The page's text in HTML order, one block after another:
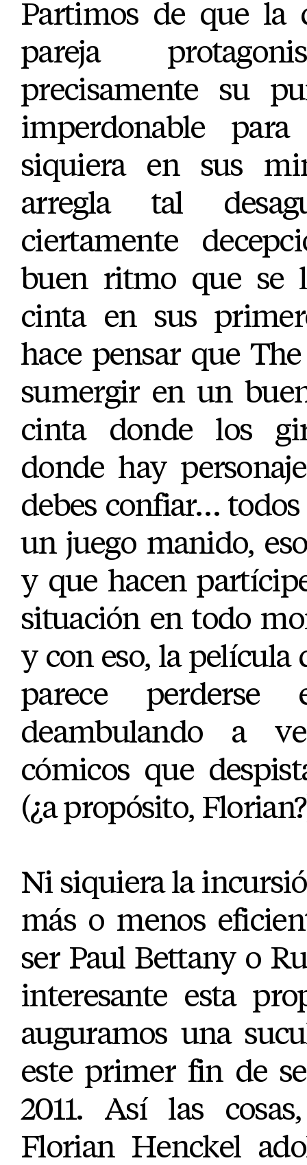
Partimos de que la
pareja
precisamente su
imperdonable
siquiera en sus
arregla tal
ciertamente
buen ritmo que se
cinta en sus
hace pensar que
sumergir en un
cinta donde los
donde hay
debes confiar…
un juego manido,
y que hacen
situación en todo
y con eso, la película
parece
deambulando a
cómicos que
(¿a propósito,
Ni siquiera la
más o menos
ser Paul Bettany o
interesante esta
auguramos una
este primer fin de
2011. Así las
Florian Henckel